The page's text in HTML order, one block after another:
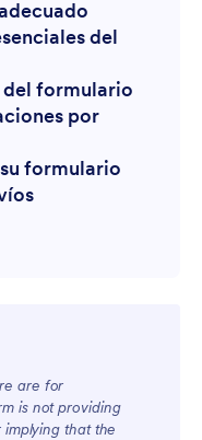
del
del formulario
por
formulario
are for
is not providing
that the